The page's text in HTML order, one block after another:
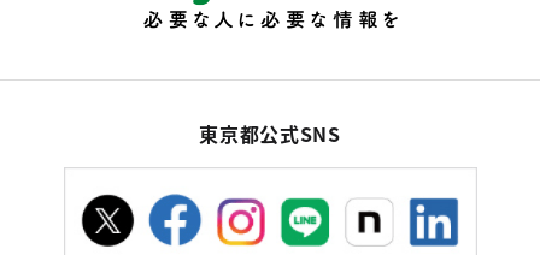
東京都公式SNS